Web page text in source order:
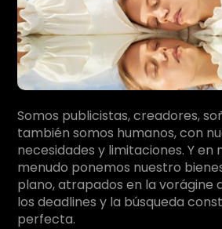
Somos publicistas, creadores,
también somos humanos, con
necesidades y limitaciones. Y en
menudo ponemos nuestro
plano, atrapados en la vorágine
los deadlines y la búsqueda
perfecta.